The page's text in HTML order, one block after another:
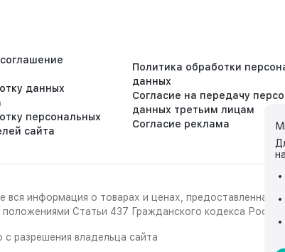
данных
персональных
сайта
Политика обработки
данных
Согласие на передачу
данных третьим лицам
Согласие реклама
информация о товарах и ценах, предоставленная
Статьи 437 Гражданского кодекса
разрешения владельца сайта